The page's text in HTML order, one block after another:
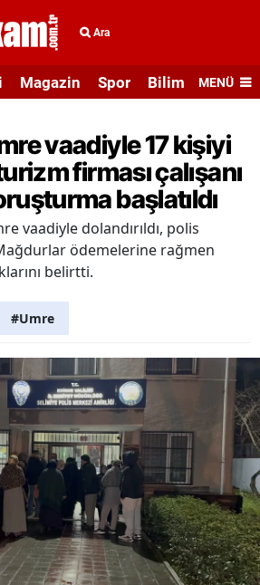
Ara
Magazin Spor Bilim veMENÜ
vaadiyle 17 kişiyi
firması çalışanı
başlatıldı
vaadiyle dolandırıldı, polis
ödemelerine rağmen
belirtti.
#Umre